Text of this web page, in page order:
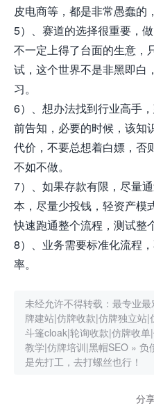
皮电商等，都是非常愚蠢的
5）、赛道的选择很重要，
不一定上得了台面的生意，
试，这个世界不是非黑即白
习。
6）、想办法找到行业高手
前告知，必要的时候，该知
代价，不要总想着白嫖，否
不如不做。
7）、如果存款有限，尽量
本，尽量少投钱，轻资产模
快速跑通整个流程，测试整
8）、业务需要标准化流程
率。
未经允许不得转载： 最专业
牌建站|仿牌收款|仿牌独立站
斗篷cloak|轮询收款|仿牌收
教学|仿牌培训|黑帽SEO » 负
是先打工，去打螺丝也行！
分